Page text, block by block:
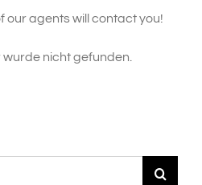
our agents will contact you!
nicht gefunden.